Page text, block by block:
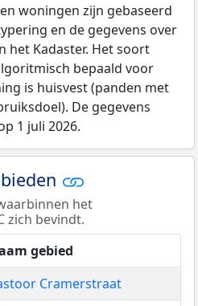
woningen zijn gebaseerd
en de gegevens over
het Kadaster. Het soort
bepaald voor
is huisvest (panden met
De gegevens
1 juli 2026.
het
zich bevindt.
gebied
Cramerstraat